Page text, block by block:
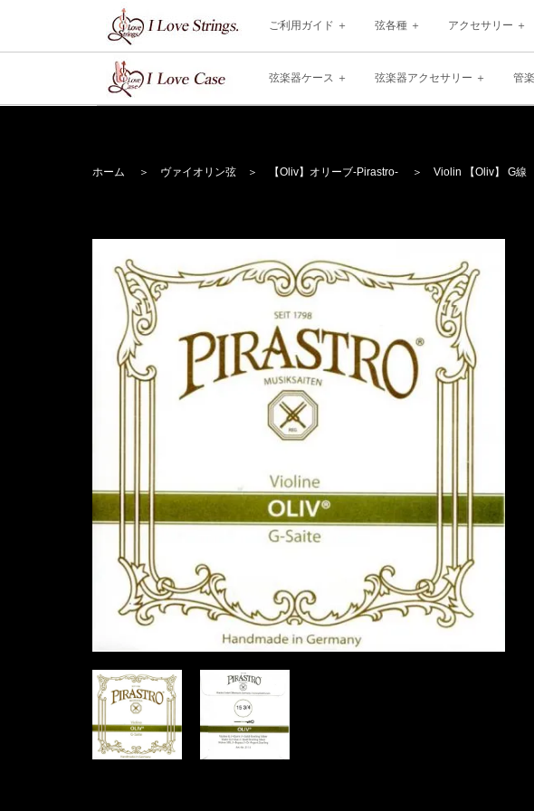
ご利用ガイド 弦各種 アクセサリー
弦楽器ケース 弦楽器アクセサリー 管
ホーム ＞ ヴァイオリン弦 ＞ 【Oliv】 オリーブ-Pirastro- ＞ Violin 【Oliv】 G線